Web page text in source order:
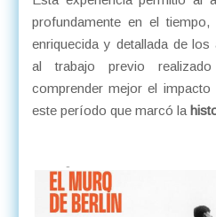
profundamente en el
enriquecida y detallada de
al trabajo previo
comprender mejor el
este período que marcó la